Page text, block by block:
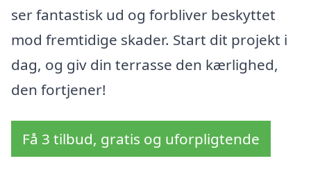
ser fantastisk ud og forbliver beskyttet
mod fremtidige skader. Start dit projekt i
dag, og giv din terrasse den kærlighed,
den fortjener!
Få 3 tilbud, gratis og uforpligtende